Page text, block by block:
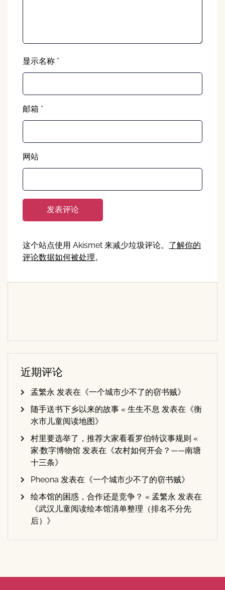
显示名称 *
邮箱 *
网站
这个站点使用 Akismet 来减少垃圾评论。 了解你的
评论数据如何被处理。
近期评论
孟繁永 发表在《一个城市少不了的窃书贼》
随手送书下乡以来的故事 « 生生不息 发表在《衡
水市儿童阅读地图》
村里要选举了，推荐大家看看罗伯特议事规则 «
家·数字博物馆 发表在《农村如何开会？——南塘
十三条》
Pheona 发表在《一个城市少不了的窃书贼》
绘本馆的困惑，合作还是竞争？ « 孟繁永 发表在
《武汉儿童阅读绘本馆清单整理（排名不分先
后） 》